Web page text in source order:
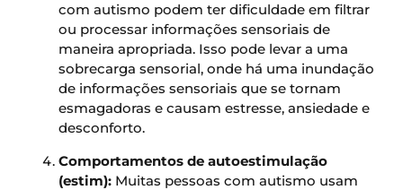
com autismo podem ter dificuldade em filtrar
ou processar informações sensoriais de
maneira apropriada. Isso pode levar a uma
sobrecarga sensorial, onde há uma inundação
de informações sensoriais que se tornam
esmagadoras e causam estresse, ansiedade e
desconforto.
Comportamentos de autoestimulação
(estim): Muitas pessoas com autismo usam